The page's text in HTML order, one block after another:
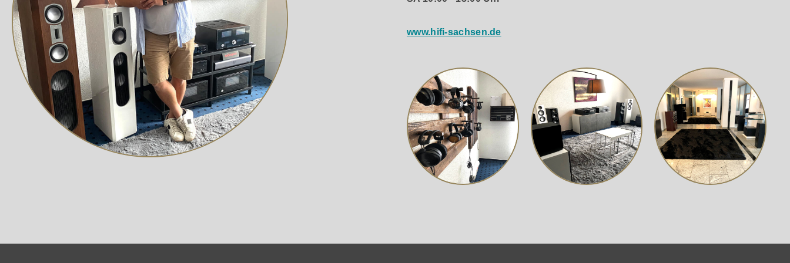
möglich.
Umfangreiche Anschlussmöglichkeiten
Neben seiner Netzwerk-Funktionalität ist der C 700 für den Anschluss zahlreicher weiterer Audioquellen gewappnet. Er verfügt über zwei analoge Cinch-Hochpegeleingänge
sowie über koaxiale und optische Digitaleingänge für den Anschluss von CD-Playern, Spielekonsolen und anderen Komponenten. Außerdem gibt es einen HDMI eARC-
Anschluss für ein entsprechend ausgestattetes TV-Gerät. In diesem Fall la¨sst sich die Lautstärke des NAD komfortabel über die Fernbedienung des Fernsehers regeln.
Die Wiedergabe von auf einem Smartphone, Tablet oder Notebook gespeicherten Musikdaten ist zudem kabellos per Bluetooth® aptX™ HD möglich. Das im C 700 integrierte
Bluetooth®-Modul versteht sich dabei nicht nur auf das Empfangen von Daten, sondern sendet diese bei Bedarf auch direkt weiter an einen gekoppelten Bluetooth®-Kopfhörer.
Zusätzlich zu den Lautsprecherausgängen ist der C 700 mit einem Subwooferausgang ausgestattet, der sich über die BluOS™-App konfigurieren lässt. Die Einstellungen für
www.hifi-sachsen.de